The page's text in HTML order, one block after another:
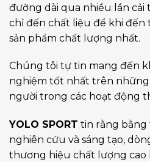
đường dài qua nhiều lần
chỉ đến chất liệu để khi đến
sản phẩm chất lượng nhất.
Chúng tôi tự tin mang đến
nghiệm tốt nhất trên những
người trong các hoạt động
YOLO SPORT tin rằng bằng
nghiên cứu và sáng tạo,
thương hiệu chất lượng cao